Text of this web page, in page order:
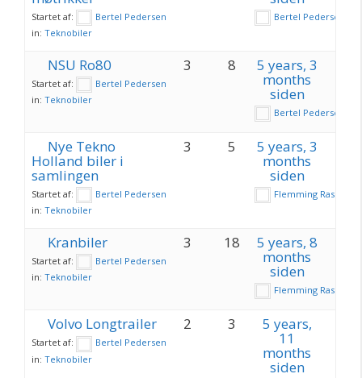
Startet af:
Bertel Pedersen
in: Teknobiler
Bertel Pedersen
NSU Ro80
Startet af:
Bertel Pedersen
in: Teknobiler
3 8 5 years, 3
months
siden
Bertel Pedersen
Nye Tekno
Holland biler i
samlingen
Startet af:
Bertel Pedersen
in: Teknobiler
3 5 5 years, 3
months
siden
Flemming Rasch
Kranbiler
Startet af:
Bertel Pedersen
in: Teknobiler
3 18 5 years, 8
months
siden
Flemming Rasch
Volvo Longtrailer
Startet af:
Bertel Pedersen
in: Teknobiler
2 3 5 years,
11
months
siden